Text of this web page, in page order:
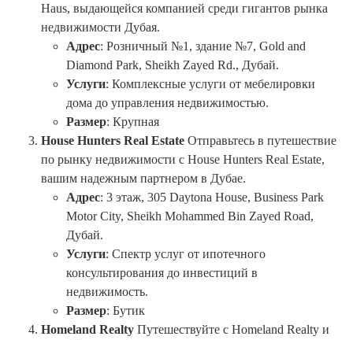
Haus, выдающейся компанией среди гигантов рынка
недвижимости Дубая.
Адрес: Розничный №1, здание №7, Gold and
Diamond Park, Sheikh Zayed Rd., Дубай.
Услуги: Комплексные услуги от мебелировки
дома до управления недвижимостью.
Размер: Крупная
House Hunters Real Estate Отправьтесь в путешествие
по рынку недвижимости с House Hunters Real Estate,
вашим надежным партнером в Дубае.
Адрес: 3 этаж, 305 Daytona House, Business Park
Motor City, Sheikh Mohammed Bin Zayed Road,
Дубай.
Услуги: Спектр услуг от ипотечного
консультирования до инвестиций в
недвижимость.
Размер: Бутик
Homeland Realty Путешествуйте с Homeland Realty и